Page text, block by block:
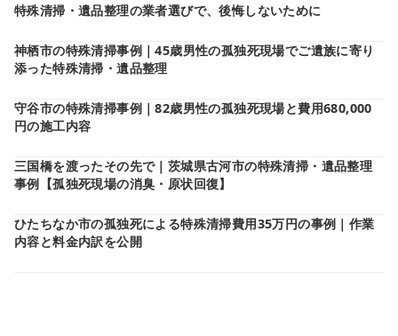
特殊清掃・遺品整理の業者選びで、後悔しないために
神栖市の特殊清掃事例｜45歳男性の孤独死現場でご遺族に寄り
添った特殊清掃・遺品整理
守谷市の特殊清掃事例｜82歳男性の孤独死現場と費用680,000
円の施工内容
三国橋を渡ったその先で｜茨城県古河市の特殊清掃・遺品整理
事例【孤独死現場の消臭・原状回復】
ひたちなか市の孤独死による特殊清掃費用35万円の事例｜作業
内容と料金内訳を公開